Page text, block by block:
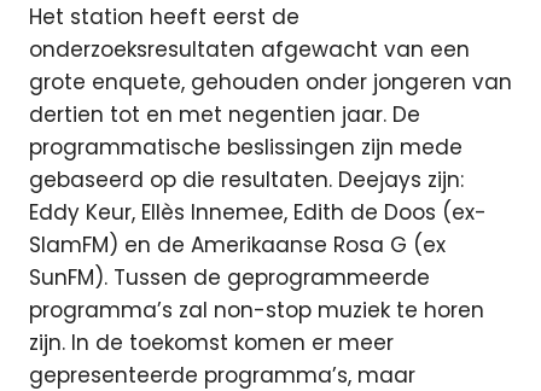
Het station heeft eerst de
onderzoeksresultaten afgewacht van een
grote enquete, gehouden onder jongeren van
dertien tot en met negentien jaar. De
programmatische beslissingen zijn mede
gebaseerd op die resultaten. Deejays zijn:
Eddy Keur, Ellès Innemee, Edith de Doos (ex-
SlamFM) en de Amerikaanse Rosa G (ex
SunFM). Tussen de geprogrammeerde
programma’s zal non-stop muziek te horen
zijn. In de toekomst komen er meer
gepresenteerde programma’s, maar